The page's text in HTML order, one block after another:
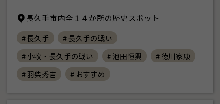
長久手市内全１４か所の歴史スポット
# 長久手
# 長久手の戦い
# 小牧・長久手の戦い
# 池田恒興
# 徳川家康
# 羽柴秀吉
# おすすめ